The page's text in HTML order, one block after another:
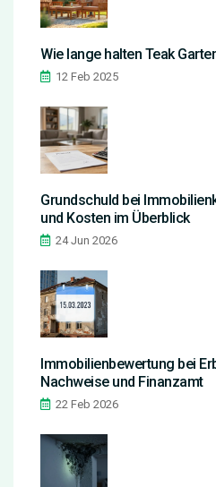
Wie lange halten Teak
12 Feb 2025
Grundschuld bei
und Kosten im Überblick
24 Jun 2026
Immobilienbewertung bei
Nachweise und Finanzamt
22 Feb 2026